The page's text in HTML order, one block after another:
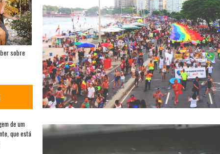
sobre
de um
que está